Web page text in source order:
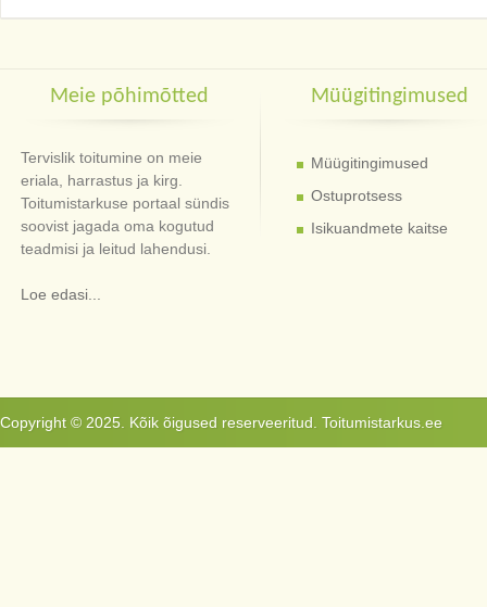
Meie põhimõtted
Tervislik toitumine on meie
eriala, harrastus ja kirg.
Toitumistarkuse portaal sündis
soovist jagada oma kogutud
teadmisi ja leitud lahendusi.
Loe edasi...
Müügitingimused
Müügitingimused
Ostuprotsess
Isikuandmete kaitse
Copyright © 2025. Kõik õigused reserveeritud. Toitumistarkus.ee